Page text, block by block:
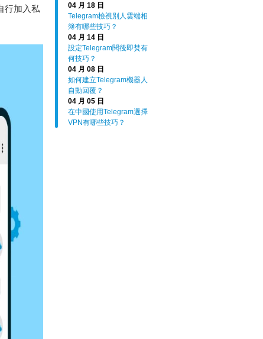
04 月 18 日
Telegram檢視別人雲端相
簿有哪些技巧？
04 月 14 日
設定Telegram閱後即焚有
何技巧？
04 月 08 日
如何建立Telegram機器人
自動回覆？
04 月 05 日
在中國使用Telegram選擇
VPN有哪些技巧？
行加入私